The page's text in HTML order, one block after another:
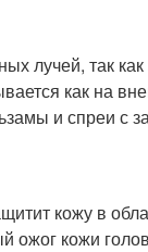
лучей, так
как на
и спреи с
кожу в
ожог кожи